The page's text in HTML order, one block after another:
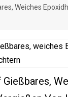
Weiches